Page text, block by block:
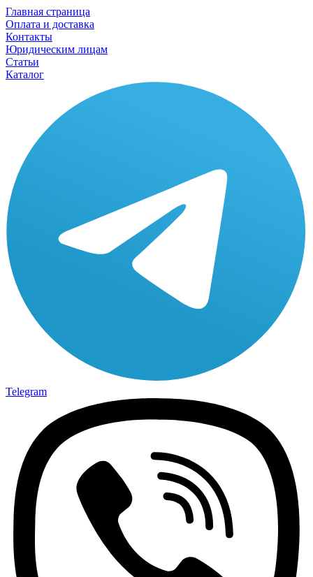
Главная страница
Оплата и доставка
Контакты
Юридическим лицам
Статьи
Каталог
Telegram